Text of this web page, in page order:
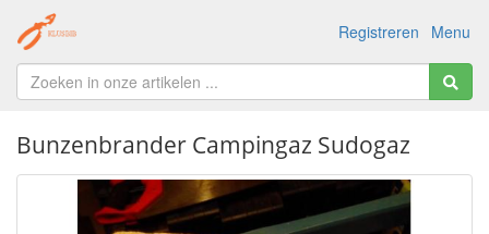
Menu
Registreren
Bunzenbrander Campingaz Sudogaz